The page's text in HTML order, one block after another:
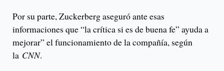
Por su parte, Zuckerberg aseguró ante esas
informaciones que “la crítica si es de buena fe” ayuda a
mejorar” el funcionamiento de la compañía, según
la CNN.